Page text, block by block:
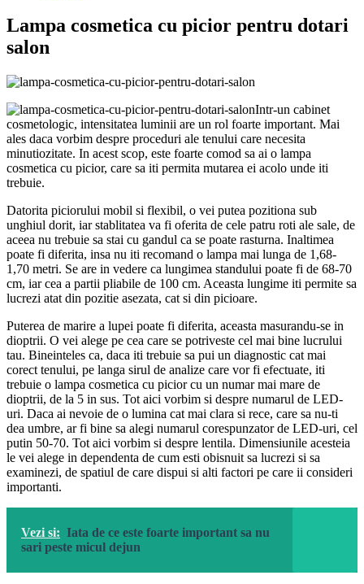
Lampa cosmetica cu picior pentru dotari
salon
Intr-un cabinet
cosmetologic, intensitatea luminii are un rol foarte important. Mai
ales daca vorbim despre proceduri ale tenului care necesita
minutiozitate. In acest scop, este foarte comod sa ai o lampa
cosmetica cu picior, care sa iti permita mutarea ei acolo unde iti
trebuie.
Datorita piciorului mobil si flexibil, o vei putea pozitiona sub
unghiul dorit, iar stablitatea va fi oferita de cele patru roti ale sale, de
aceea nu trebuie sa stai cu gandul ca se poate rasturna. Inaltimea
poate fi diferita, insa nu iti recomand o lampa mai lunga de 1,68-
1,70 metri. Se are in vedere ca lungimea standului poate fi de 68-70
cm, iar cea a partii pliabile de 100 cm. Aceasta lungime iti permite sa
lucrezi atat din pozitie asezata, cat si din picioare.
Puterea de marire a lupei poate fi diferita, aceasta masurandu-se in
dioptrii. O vei alege pe cea care se potriveste cel mai bine lucrului
tau. Bineinteles ca, daca iti trebuie sa pui un diagnostic cat mai
corect tenului, pe langa sirul de analize care vor fi efectuate, iti
trebuie o lampa cosmetica cu picior cu un numar mai mare de
dioptrii, de la 5 in sus. Tot aici vorbim si despre numarul de LED-
uri. Daca ai nevoie de o lumina cat mai clara si rece, care sa nu-ti
dea umbre, ar fi bine sa alegi numarul corespunzator de LED-uri, cel
putin 50-70. Tot aici vorbim si despre lentila. Dimensiunile acesteia
le vei alege in dependenta de cum esti obisnuit sa lucrezi si sa
examinezi, de spatiul de care dispui si alti factori pe care ii consideri
importanti.
Vezi si: Iata de ce este foarte important sa nu
sari peste micul dejun